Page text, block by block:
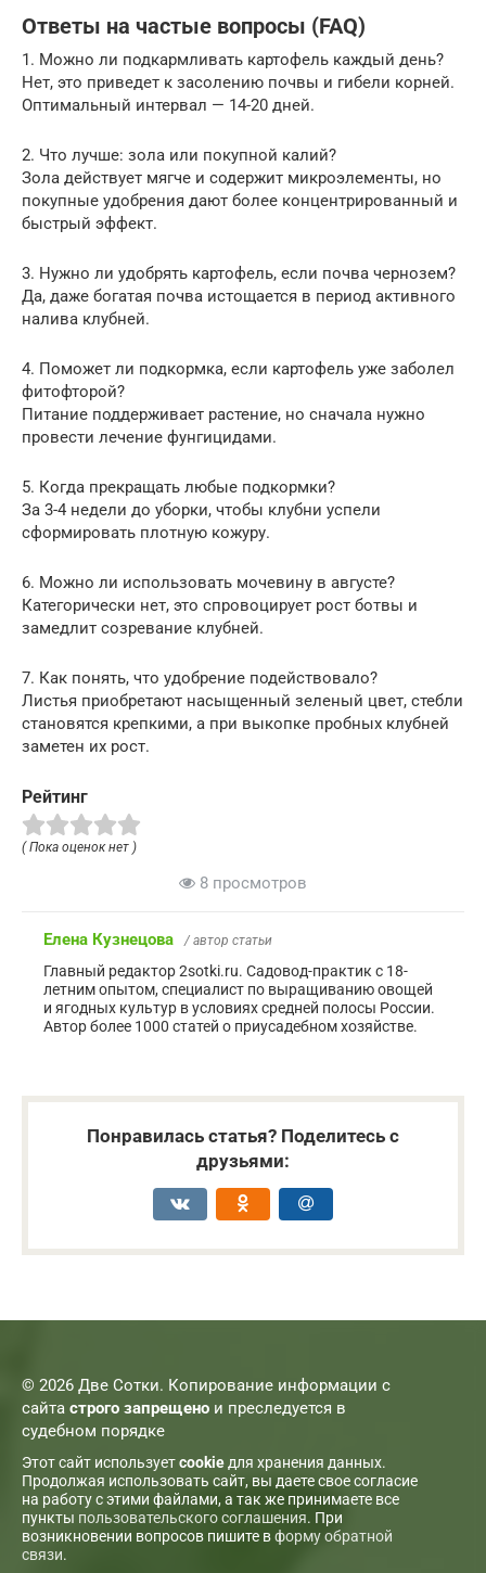
Ответы на частые вопросы (FAQ)
1. Можно ли подкармливать картофель каждый день?
Нет, это приведет к засолению почвы и гибели корней.
Оптимальный интервал — 14-20 дней.
2. Что лучше: зола или покупной калий?
Зола действует мягче и содержит микроэлементы, но
покупные удобрения дают более концентрированный и
быстрый эффект.
3. Нужно ли удобрять картофель, если почва чернозем?
Да, даже богатая почва истощается в период активного
налива клубней.
4. Поможет ли подкормка, если картофель уже заболел
фитофторой?
Питание поддерживает растение, но сначала нужно
провести лечение фунгицидами.
5. Когда прекращать любые подкормки?
За 3-4 недели до уборки, чтобы клубни успели
сформировать плотную кожуру.
6. Можно ли использовать мочевину в августе?
Категорически нет, это спровоцирует рост ботвы и
замедлит созревание клубней.
7. Как понять, что удобрение подействовало?
Листья приобретают насыщенный зеленый цвет, стебли
становятся крепкими, а при выкопке пробных клубней
заметен их рост.
Рейтинг
( Пока оценок нет )
8 просмотров
Елена Кузнецова / автор статьи
Главный редактор 2sotki.ru. Садовод-практик с 18-
летним опытом, специалист по выращиванию овощей
и ягодных культур в условиях средней полосы России.
Автор более 1000 статей о приусадебном хозяйстве.
Понравилась статья? Поделитесь с
друзьями:
© 2026 Две Сотки. Копирование информации с
сайта строго запрещено и преследуется в
судебном порядке
Этот сайт используетcookieдля хранения данных.
Продолжая использовать сайт, вы даете свое согласие
на работу с этими файлами, а так же принимаете все
пункты пользовательского соглашения. При
возникновении вопросов пишите вформу обратной
связи.